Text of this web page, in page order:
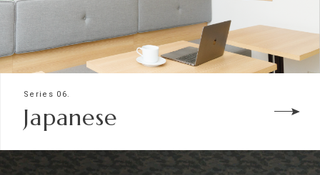
Series 06.
Japanese